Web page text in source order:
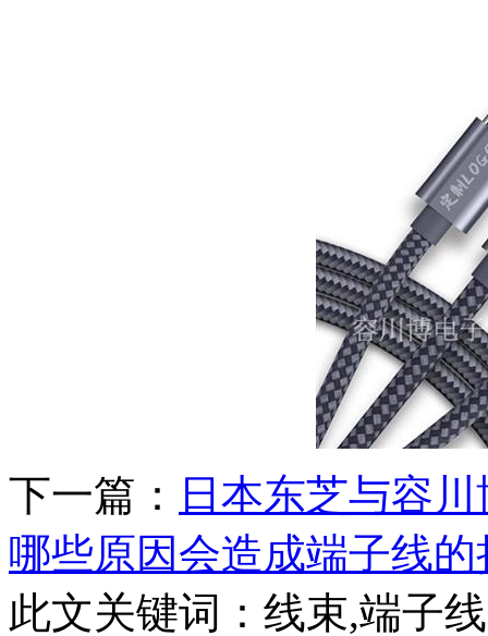
下一篇：
日本东芝与容
哪些原因会造成端子线的
此文关键词： 线束,端子